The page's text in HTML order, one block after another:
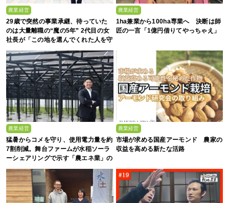
農業経営
29歳で突然の事業承継、待っていた
のは大量離職の“魔の5年” 2代目の女
社長が「この地を選んでくれた人を守
る」と誓った日
農業経営
1ha兼業から100ha専業へ 決断は師
匠の一言「1億円借りてやっちゃえ」
農業経営
猛暑からコメを守り、使用電力量を約
7割削減。舞台ファームが水稲ソーラ
ーシェアリングで示す「農エネ業」の
農業経営
市場が求める国産アーモンド 農家の
収益を高める新たな活路